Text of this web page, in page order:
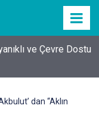
ve Çevre Dostu
dan “Aklın